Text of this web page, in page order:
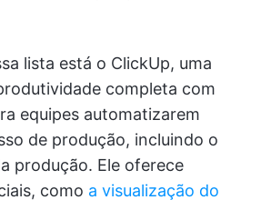
lista está o ClickUp, uma
completa com
equipes automatizarem
de produção, incluindo o
produção. Ele oferece
como a visualização do